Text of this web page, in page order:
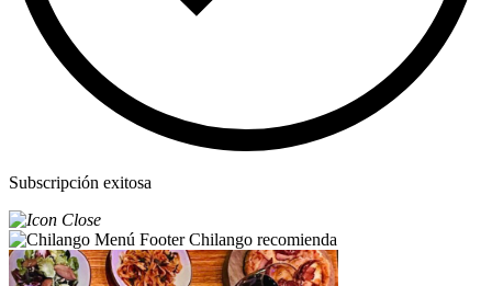
Subscripción exitosa
Chilango recomienda